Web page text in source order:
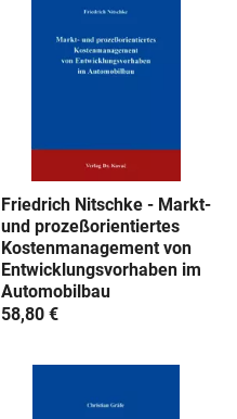
Friedrich Nitschke - Markt-
und prozeßorientiertes
Kostenmanagement von
Entwicklungsvorhaben im
Automobilbau
58,80 €